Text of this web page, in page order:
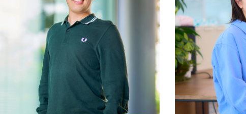
2027年度 新卒採用募集要項
選考フロー